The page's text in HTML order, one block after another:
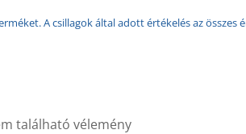
A csillagok által adott értékelés az összes
található vélemény